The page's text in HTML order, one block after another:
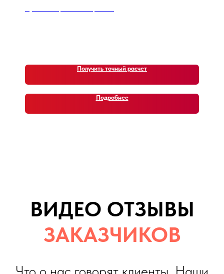
Получить точный расчет
Подробнее
недавние автомобили (кейсы)